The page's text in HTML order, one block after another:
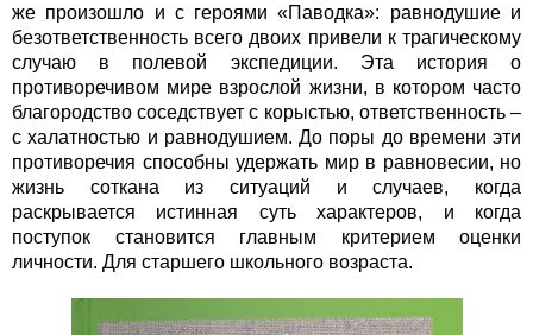
же произошло и с героями «Паводка»: равнодушие и
безответственность всего двоих привели к трагическому
случаю в полевой экспедиции. Эта история о
противоречивом мире взрослой жизни, в котором часто
благородство соседствует с корыстью, ответственность –
с халатностью и равнодушием. До поры до времени эти
противоречия способны удержать мир в равновесии, но
жизнь соткана из ситуаций и случаев, когда
раскрывается истинная суть характеров, и когда
поступок становится главным критерием оценки
личности. Для старшего школьного возраста.